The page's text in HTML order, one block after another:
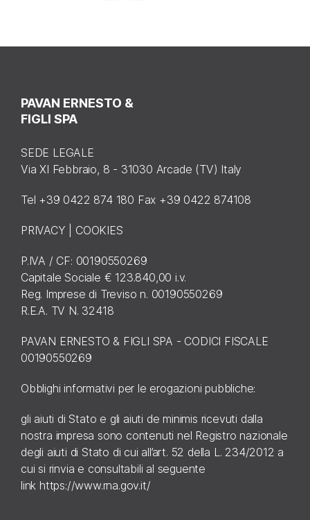
PAVAN ERNESTO &
FIGLI SPA
SEDE LEGALE
Via XI Febbraio, 8 - 31030 Arcade (TV) Italy
Tel +39 0422 874 180 Fax +39 0422 874108
PRIVACY COOKIES
P.IVA / CF: 00190550269
Capitale Sociale € 123.840,00 i.v.
Reg. Imprese di Treviso n. 00190550269
R.E.A. TV N. 32418
PAVAN ERNESTO & FIGLI SPA - CODICI FISCALE
00190550269
Obblighi informativi per le erogazioni pubbliche:
gli aiuti di Stato e gli aiuti de minimis ricevuti dalla
nostra impresa sono contenuti nel Registro nazionale
degli aiuti di Stato di cui all’art. 52 della L. 234/2012 a
cui si rinvia e consultabili al seguente
link https://www.rna.gov.it/